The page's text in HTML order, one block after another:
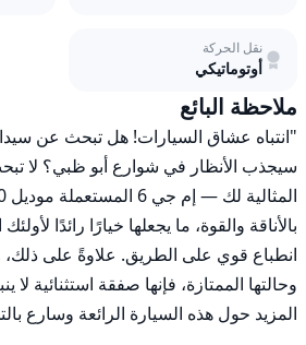
نقل الحركة
أوتوماتيكي
ملاحظة البائع